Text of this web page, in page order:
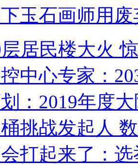
玉石画师用
层居民楼大火
中心专家：
：2019年度
挑战发起人
打起来了：